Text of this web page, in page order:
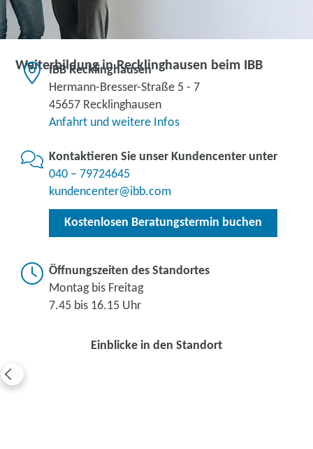
Weiterbildung in Recklinghausen beim IBB
IBB Recklinghausen
Hermann-Bresser-Straße 5 - 7
45657 Recklinghausen
Anfahrt und weitere Infos
Kontaktieren Sie unser Kundencenter unter
040 – 79724645
kundencenter@ibb.com
Kostenlosen Beratungstermin buchen
Öffnungszeiten des Standortes
Montag bis Freitag
7.45 bis 16.15 Uhr
Einblicke in den Standort